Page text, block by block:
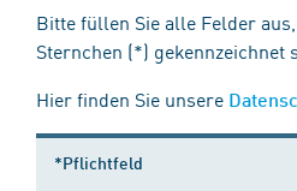
Bitte füllen Sie alle Felder
Sternchen (*) gekennzeichnet
Hier finden Sie unsere
*Pflichtfeld